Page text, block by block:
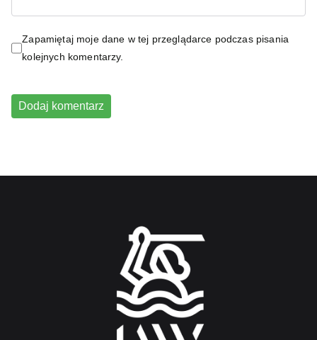
Zapamiętaj moje dane w tej przeglądarce podczas pisania
kolejnych komentarzy.